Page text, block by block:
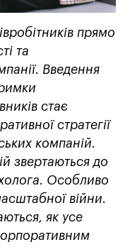
прямо
та
Введення
стає
стратегії
компаній.
звертаються до
Особливо
війни.
як усе